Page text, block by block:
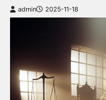
admin 2025-11-18